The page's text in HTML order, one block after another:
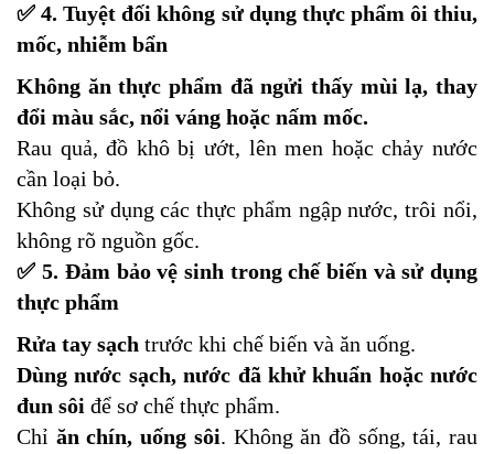
✅ 4. Tuyệt đối không sử dụng thực phẩm ôi thiu,
mốc, nhiễm bẩn
Không ăn thực phẩm đã ngửi thấy mùi lạ, thay
đổi màu sắc, nổi váng hoặc nấm mốc.
Rau quả, đồ khô bị ướt, lên men hoặc chảy nước
cần loại bỏ.
Không sử dụng các thực phẩm ngập nước, trôi nổi,
không rõ nguồn gốc.
✅ 5. Đảm bảo vệ sinh trong chế biến và sử dụng
thực phẩm
Rửa tay sạch trước khi chế biến và ăn uống.
Dùng nước sạch, nước đã khử khuẩn hoặc nước
đun sôi để sơ chế thực phẩm.
Chỉ ăn chín, uống sôi. Không ăn đồ sống, tái, rau